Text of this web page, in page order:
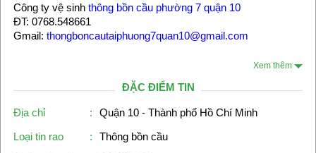
Công ty vệ sinh thông bồn cầu phường 7 quận 10
ĐT: 0768.548661
Gmail: thongboncautaiphuong7quan10@gmail.com
Xem thêm
ĐẶC ĐIỂM TIN
Địa chỉ :
Quận 10 - Thành phố Hồ Chí Minh
Loại tin rao
:
Thông bồn cầu